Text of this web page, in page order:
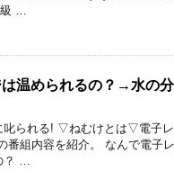
級 …
温められるの？→水の
叱られる! ▽ねむけとは▽電子
番組内容を紹介。 なんで電子
？ …